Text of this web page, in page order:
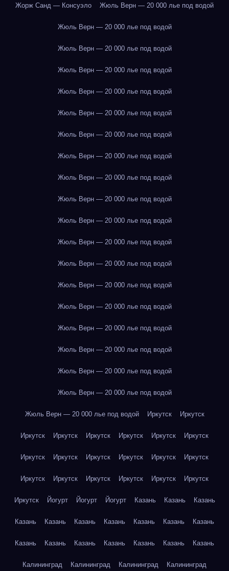
Жорж Санд — Консуэло Жюль Верн — 20 000 лье под водой
Жюль Верн — 20 000 лье под водой
Жюль Верн — 20 000 лье под водой
Жюль Верн — 20 000 лье под водой
Жюль Верн — 20 000 лье под водой
Жюль Верн — 20 000 лье под водой
Жюль Верн — 20 000 лье под водой
Жюль Верн — 20 000 лье под водой
Жюль Верн — 20 000 лье под водой
Жюль Верн — 20 000 лье под водой
Жюль Верн — 20 000 лье под водой
Жюль Верн — 20 000 лье под водой
Жюль Верн — 20 000 лье под водой
Жюль Верн — 20 000 лье под водой
Жюль Верн — 20 000 лье под водой
Жюль Верн — 20 000 лье под водой
Жюль Верн — 20 000 лье под водой
Жюль Верн — 20 000 лье под водой
Жюль Верн — 20 000 лье под водой
Жюль Верн — 20 000 лье под водой Иркутск Иркутск
Иркутск Иркутск Иркутск Иркутск Иркутск Иркутск
Иркутск Иркутск Иркутск Иркутск Иркутск Иркутск
Иркутск Иркутск Иркутск Иркутск Иркутск Иркутск
Иркутск Йогурт Йогурт Йогурт Казань Казань Казань
Казань Казань Казань Казань Казань Казань Казань
Казань Казань Казань Казань Казань Казань Казань
Калининград Калининград Калининград Калининград